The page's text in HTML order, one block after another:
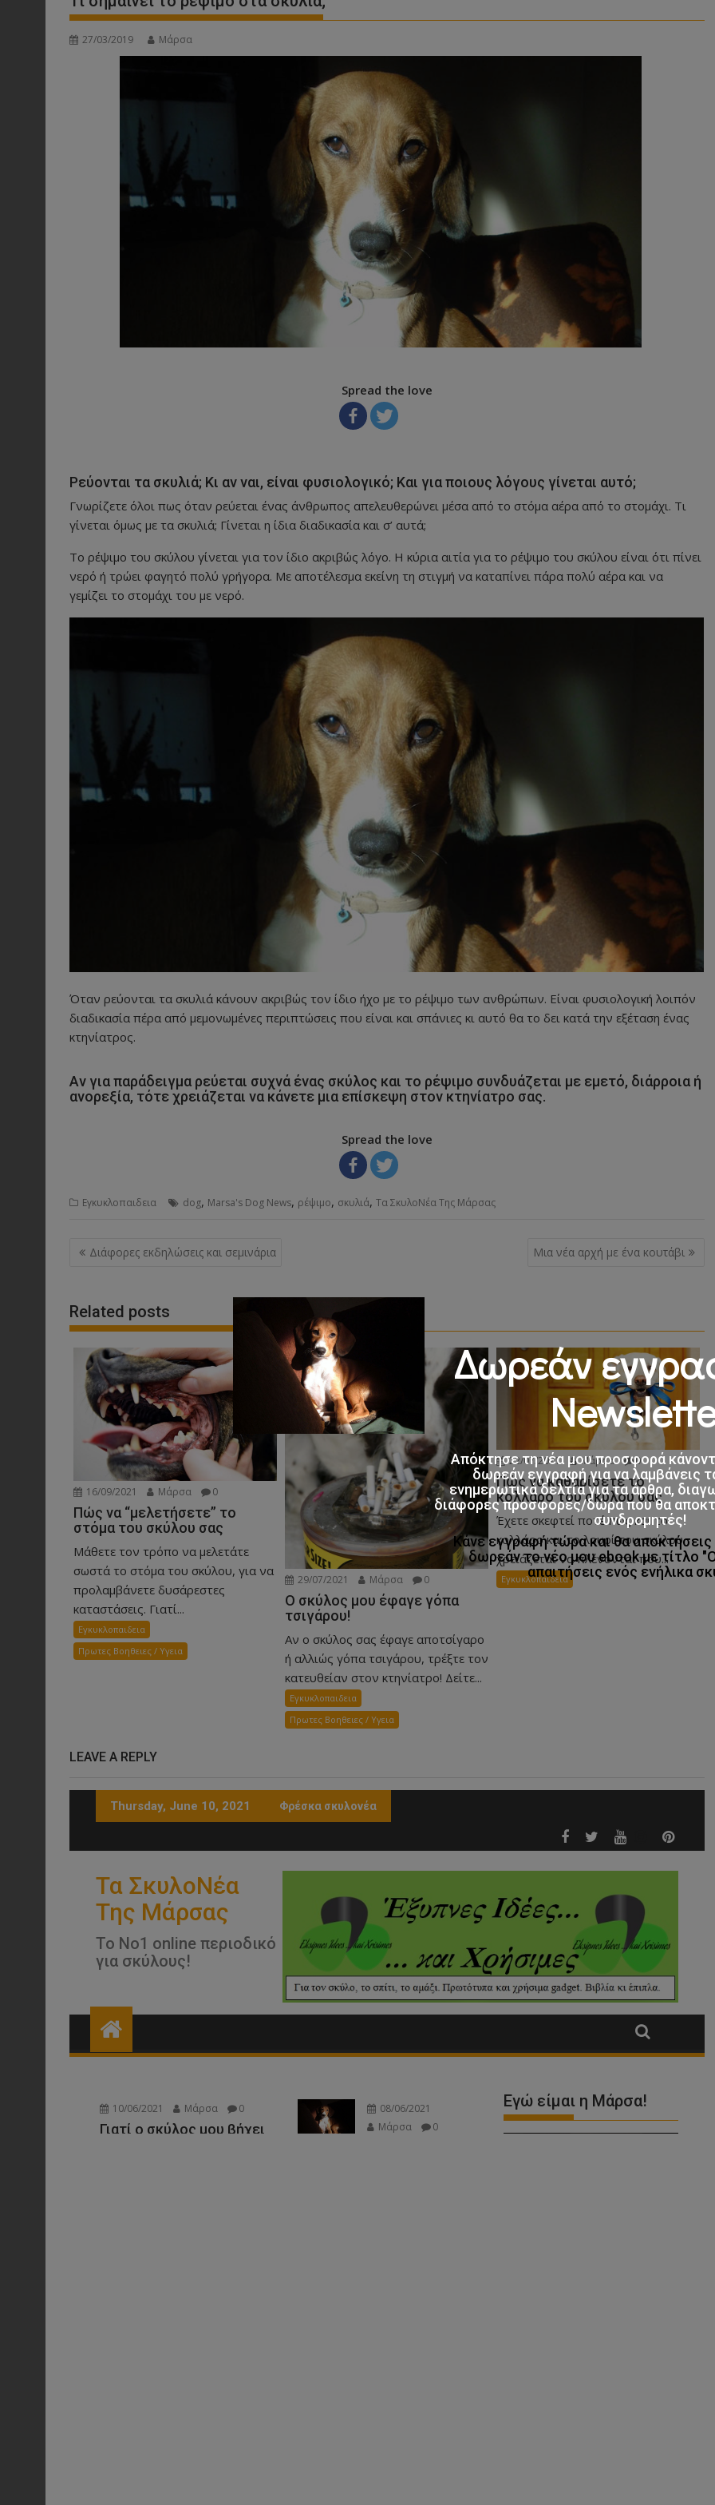
27/03/2019 Μάρσα
Spread the love
Ρεύονται τα σκυλιά; Κι αν ναι, είναι φυσιολογικό; Και για ποιους λόγους γίνεται αυτό;
Γνωρίζετε όλοι πως όταν ρεύεται ένας άνθρωπος απελευθερώνει μέσα από το στόμα αέρα από το στομάχι. Τι
γίνεται όμως με τα σκυλιά; Γίνεται η ίδια διαδικασία και σ’ αυτά;
Το ρέψιμο του σκύλου γίνεται για τον ίδιο ακριβώς λόγο. Η κύρια αιτία για το ρέψιμο του σκύλου είναι ότι πίνει
νερό ή τρώει φαγητό πολύ γρήγορα. Με αποτέλεσμα εκείνη τη στιγμή να καταπίνει πάρα πολύ αέρα και να
γεμίζει το στομάχι του με νερό.
Όταν ρεύονται τα σκυλιά κάνουν ακριβώς τον ίδιο ήχο με το ρέψιμο των ανθρώπων. Είναι φυσιολογική λοιπόν
διαδικασία πέρα από μεμονωμένες περιπτώσεις που είναι και σπάνιες κι αυτό θα το δει κατά την εξέταση ένας
κτηνίατρος.
Αν για παράδειγμα ρεύεται συχνά ένας σκύλος και το ρέψιμο συνδυάζεται με εμετό, διάρροια ή
ανορεξία, τότε χρειάζεται να κάνετε μια επίσκεψη στον κτηνίατρο σας.
Spread the love
Εγκυκλοπαιδεια dog, Marsa's Dog News, ρέψιμο, σκυλιά, Τα ΣκυλοΝέα Της Μάρσας
Post
Διάφορες εκδηλώσεις και σεμινάρια Μια νέα αρχή με ένα κουτάβι
Related posts
16/09/2021 Μάρσα 0
Πώς να “μελετήσετε” το
στόμα του σκύλου σας
Μάθετε τον τρόπο να μελετάτε
σωστά το στόμα του σκύλου, για να
προλαμβάνετε δυσάρεστες
καταστάσεις. Γιατί...
Εγκυκλοπαιδεια
Πρωτες Βοηθειες / Υγεια
29/07/2021 Μάρσα 0
Ο σκύλος μου έφαγε γόπα
τσιγάρου!
Αν ο σκύλος σας έφαγε αποτσίγαρο
ή αλλιώς γόπα τσιγάρου, τρέξτε τον
κατευθείαν στον κτηνίατρο! Δείτε...
Εγκυκλοπαιδεια
Πρωτες Βοηθειες / Υγεια
22/07/2021 Μάρσα 0
Πώς να καθαρίσετε το
κολλάρο του σκύλου σας
Έχετε σκεφτεί ποτέ πως και το
κολλάρο και το λουρί του σκύλου
χρειάζεται να πλένονται που...
Εγκυκλοπαιδεια
LEAVE A REPLY
Δωρεάν
Απόκτησε τη νέα μου προσφορά
δωρεάν εγγραφή για να λαμβάνεις
ενημερωτικά δελτία για τα άρθρα,
διάφορες προσφορές/δώρα που θα
συνδρομητές!
Κάνε εγγραφή τώρα και θα
δωρεάν το νέο μου ebook με τίτλο
απαιτήσεις ενός ενήλικα